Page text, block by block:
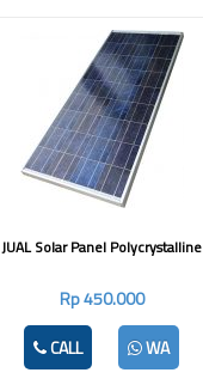
JUAL Solar Panel Polycrystalline
Rp 450.000
CALL
WA